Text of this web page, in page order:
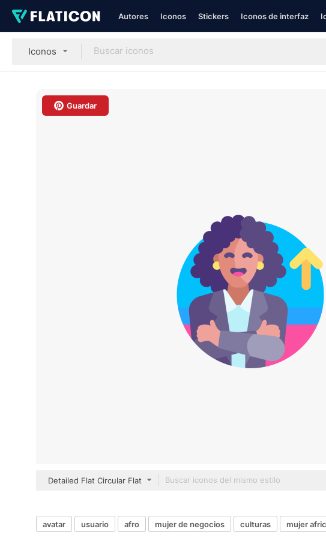
Autores Iconos Stickers Iconos de interfaz
Iconos
Guardar
Detailed Flat Circular Flat
avatar usuario afro mujer de negocios culturas mujer